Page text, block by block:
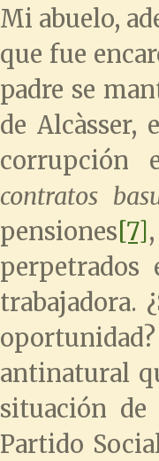
Mi abuelo,
que fue
padre se
de Alcàsser,
corrupción
contratos
pensiones[7]
trabajadora.
antinatural
situación de
Partido